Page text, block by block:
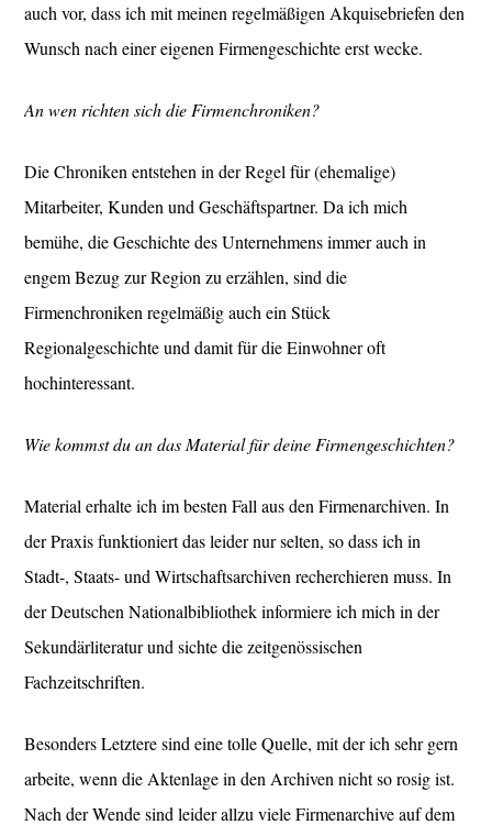
auch vor, dass ich mit meinen regelmäßigen Akquisebriefen den
Wunsch nach einer eigenen Firmengeschichte erst wecke.
An wen richten sich die Firmenchroniken?
Die Chroniken entstehen in der Regel für (ehemalige)
Mitarbeiter, Kunden und Geschäftspartner. Da ich mich
bemühe, die Geschichte des Unternehmens immer auch in
engem Bezug zur Region zu erzählen, sind die
Firmenchroniken regelmäßig auch ein Stück
Regionalgeschichte und damit für die Einwohner oft
hochinteressant.
Wie kommst du an das Material für deine Firmengeschichten?
Material erhalte ich im besten Fall aus den Firmenarchiven. In
der Praxis funktioniert das leider nur selten, so dass ich in
Stadt-, Staats- und Wirtschaftsarchiven recherchieren muss. In
der Deutschen Nationalbibliothek informiere ich mich in der
Sekundärliteratur und sichte die zeitgenössischen
Fachzeitschriften.
Besonders Letztere sind eine tolle Quelle, mit der ich sehr gern
arbeite, wenn die Aktenlage in den Archiven nicht so rosig ist.
Nach der Wende sind leider allzu viele Firmenarchive auf dem